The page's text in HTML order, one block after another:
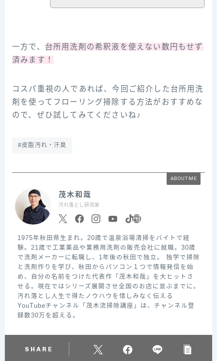
一方で、 台所用洗剤の希釈液を使えない数円もせず
済みます！
コスパ重視の人であれば、今回ご紹介した台所用洗
剤を使ってフローリング掃除する方法がおすすめな
ので、ぜひ試してみてくださいね♪
#皮脂汚れ・汗臭
ABOUT ME
茂木和哉
汚れ落とし研究家
1975年秋田県生まれ。20歳で温泉浴場清掃をバイトで経
験。21歳で工業薬品や業務用洗剤の販売会社に就職。30歳
で洗剤メーカーに転職し、1年後の秋田で独立。 独学で掃除
と洗剤作りを学び、秋田からパソコン１つで情報発信を始
め、自分の名前をつけた代表作「茂木和哉」を大ヒットさ
せる。現在ではシリーズ展開させ全国のお店に並ぶまでに。
汚れ落とし人生で得たノウハウを惜しみなく伝える
YouTubeチャンネル「茂木流掃除講座」は、チャンネル登
録数30万を超える。
SHARE